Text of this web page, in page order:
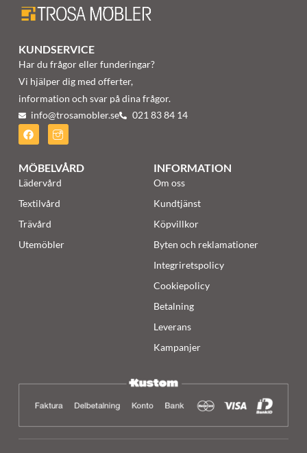
KUNDSERVICE
Har du frågor eller funderingar?
Vi hjälper dig med offerter,
information och svar på dina frågor.
info@trosamobler.se 021 83 84 14
MÖBELVÅRD
Lädervård
Textilvård
Trävård
Utemöbler
INFORMATION
Om oss
Kundtjänst
Köpvillkor
Byten och reklamationer
Integriretspolicy
Cookiepolicy
Betalning
Leverans
Kampanjer